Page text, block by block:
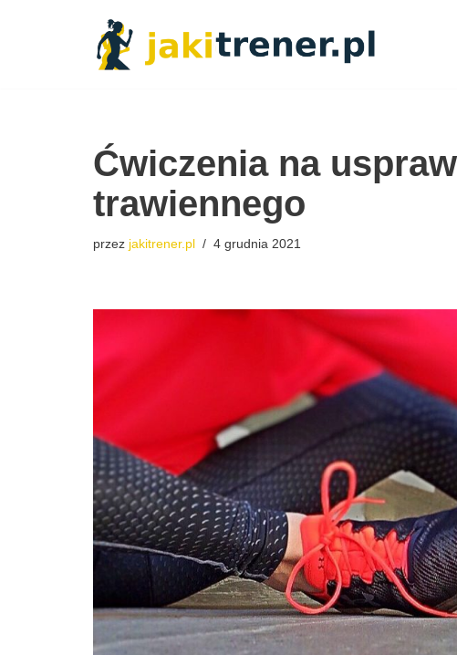
Ćwiczenia na
trawiennego
przez jakitrener.pl 4 grudnia 2021